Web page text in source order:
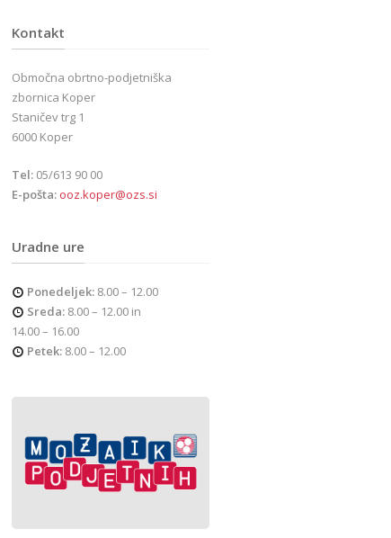
Kontakt
Območna obrtno-podjetniška
zbornica Koper
Staničev trg 1
6000 Koper
Tel: 05/613 90 00
E-pošta: ooz.koper@ozs.si
Uradne ure
Ponedeljek: 8.00 – 12.00
Sreda: 8.00 – 12.00 in
14.00 – 16.00
Petek: 8.00 – 12.00